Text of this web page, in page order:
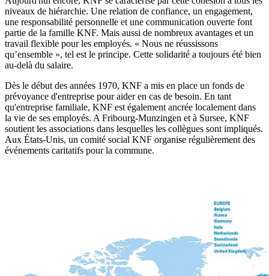
niveaux de hiérarchie. Une relation de confiance, un engagement,
une responsabilité personnelle et une communication ouverte font
partie de la famille KNF. Mais aussi de nombreux avantages et un
travail flexible pour les employés. « Nous ne réussissons
qu’ensemble », tel est le principe. Cette solidarité a toujours été bien
au-delà du salaire.
Dès le début des années 1970, KNF a mis en place un fonds de
prévoyance d'entreprise pour aider en cas de besoin. En tant
qu'entreprise familiale, KNF est également ancrée localement dans
la vie de ses employés. A Fribourg-Munzingen et à Sursee, KNF
soutient les associations dans lesquelles les collègues sont impliqués.
Aux États-Unis, un comité social KNF organise régulièrement des
événements caritatifs pour la commune.